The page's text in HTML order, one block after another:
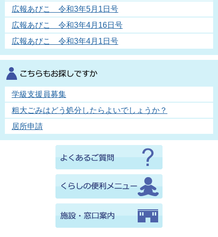
広報あびこ 令和3年5月1日号
広報あびこ 令和3年4月16日号
広報あびこ 令和3年4月1日号
学級支援員募集
粗大ごみはどう処分したらよいでしょうか？
居所申請